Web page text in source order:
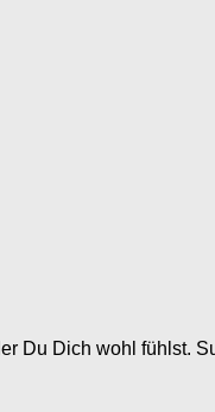
Du Dich wohl fühlst.